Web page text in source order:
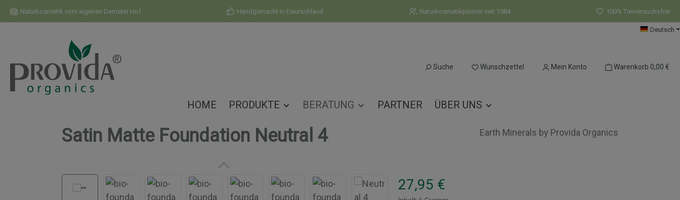
Hauptinhalt springen
Zur Suche springen
Zur Hauptnavigation springen
Naturkosmetik vom eigenen Demeter Hof Handgemacht in Deutschland Naturkosmetikpionier seit 1984 100% Tierversuchsfrei
Deutsch
Suche Wunschzettel Du hast 0 Produkte auf dem Merkzettel
Mein Konto Warenkorb 0,00 €
HOME PRODUKTE BERATUNG PARTNER ÜBER UNS
Satin Matte Foundation Neutral 4 Earth Minerals by Provida Organics
Bildergalerie überspringen Regulärer Preis:
27,95 €